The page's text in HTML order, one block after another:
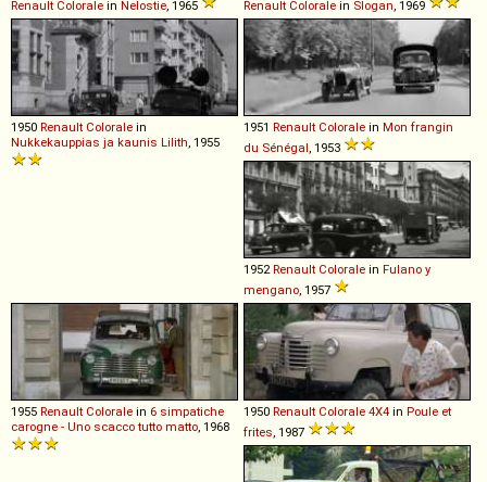
Renault Colorale in Nelostie , 1965 Renault Colorale in Slogan , 1969
1950 Renault Colorale in
Nukkekauppias ja kaunis Lilith , 1955
1951 Renault Colorale in Mon frangin
du Sénégal , 1953
1952 Renault Colorale in Fulano y
mengano , 1957
1955 Renault Colorale in 6 simpatiche
carogne - Uno scacco tutto matto , 1968
1950 Renault Colorale 4X4 in Poule et
frites , 1987